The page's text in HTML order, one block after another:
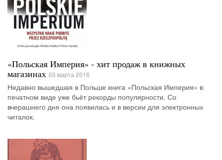
«Польская Империя» - хит продаж в книжных
магазинах 03 марта 2016
Недавно вышедшая в Польше книга «Польская Империя» в
печатном виде уже бьёт рекорды популярности. Со
вчерашнего дня она появилась и в версии для электронных
читалок.